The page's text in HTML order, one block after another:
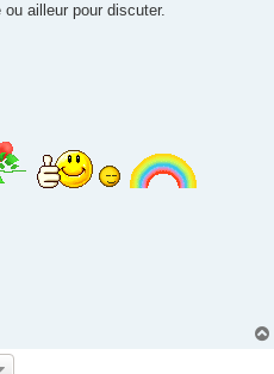
ailleur pour discuter.